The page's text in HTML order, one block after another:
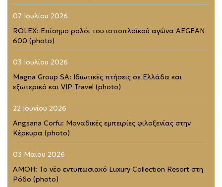
07 Ιουλίου 2026
ROLEX: Επίσημο ρολόι του ιστιοπλοϊκού αγώνα AEGEAN
600 (photo)
03 Ιουλίου 2026
Magna Group SA: Ιδιωτικές πτήσεις σε Ελλάδα και
εξωτερικό και VIP Travel (photo)
22 Ιουνίου 2026
Angsana Corfu: Μοναδικές εμπειρίες φιλοξενίας στην
Κέρκυρα (photo)
03 Μαΐου 2026
AMOH: Το νέο εντυπωσιακό Luxury Collection Resort στη
Ρόδο (photo)